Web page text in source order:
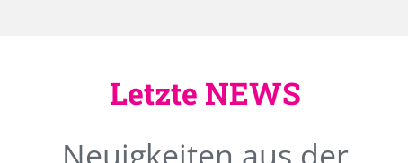
Letzte NEWS